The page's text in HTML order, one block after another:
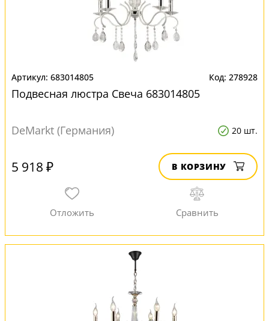
683014805 278928
Подвесная люстра Свеча 683014805
DeMarkt (Германия) 20 шт.
5 918 ₽ В КОРЗИНУ